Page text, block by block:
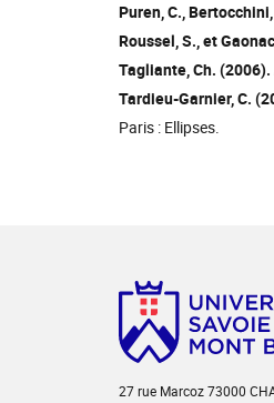
Puren, C.,
Roussel, S., et
Tagliante, Ch. (2006).
Tardieu-Garnier, C.
Paris : Ellipses.
27 rue Marcoz 73000